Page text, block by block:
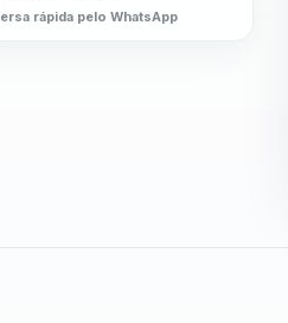
rápida pelo WhatsApp